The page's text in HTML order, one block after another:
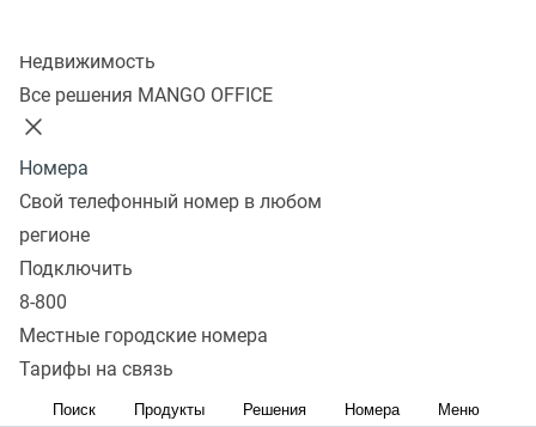
Недвижимость
Все решения MANGO OFFICE
Номера
Свой телефонный номер в любом
регионе
Подключить
8-800
Местные городские номера
Тарифы на связь
Поиск Продукты Решения Номера Меню
настройки не требуется. Мы обязательно звоним
и помогаем с подключением функций и настройками
нашим клиентам.
Как купить?
В интернет-магазине
1. Выберите тариф Виртуальной АТС
MANGO OFFICE
2. Выберите телефонный номер, который вы